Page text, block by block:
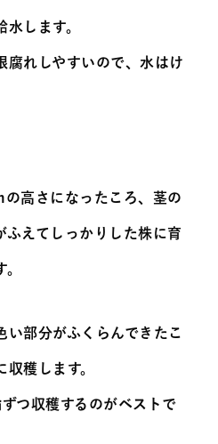
します。
腐れしやすいので、水はけ
高さになったころ、茎の
ふえてしっかりした株に育
部分がふくらんできたこ
穫します。
つ収穫するのがベストで